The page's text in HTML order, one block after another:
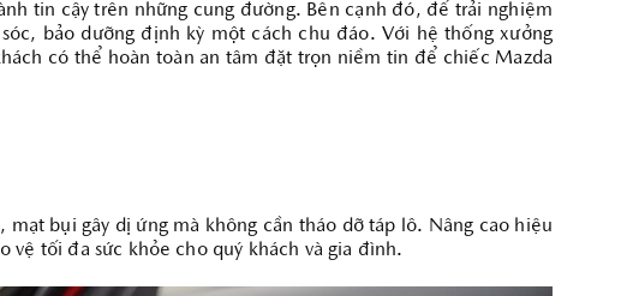
tại đại lý mình yêu thích, Cập nhật thông tin sự kiện, ưu đãi mới
nhất từ Mazda Việt Nam.
TẢI ỨNG DỤNG
tin cậy trên những cung đường. Bên cạnh đó, để trải nghiệm
bảo dưỡng định kỳ một cách chu đáo. Với hệ thống xưởng
có thể hoàn toàn an tâm đặt trọn niềm tin để chiếc Mazda
bụi gây dị ứng mà không cần tháo dỡ táp lô. Nâng cao hiệu
vệ tối đa sức khỏe cho quý khách và gia đình.